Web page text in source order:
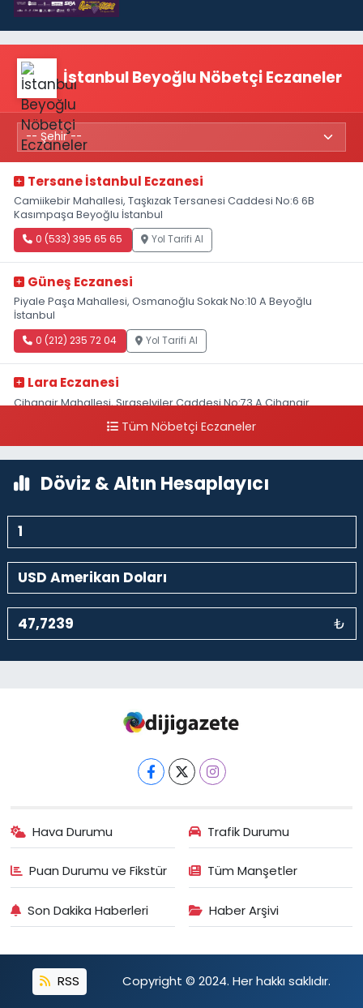
İstanbul Beyoğlu Nöbetçi Eczaneler
Tersane İstanbul Eczanesi
Camiikebir Mahallesi, Taşkızak Tersanesi Caddesi No:6 6B
Kasımpaşa Beyoğlu İstanbul
0 (533) 395 65 65 Yol Tarifi Al
Güneş Eczanesi
Piyale Paşa Mahallesi, Osmanoğlu Sokak No:10 A Beyoğlu
İstanbul
0 (212) 235 72 04 Yol Tarifi Al
Lara Eczanesi
Cihangir Mahallesi, Sıraselviler Caddesi No:73 A Cihangir
Tüm Nöbetçi Eczaneler
Döviz & Altın Hesaplayıcı
₺
Hava Durumu Trafik Durumu
Puan Durumu ve Fikstür Tüm Manşetler
Son Dakika Haberleri Haber Arşivi
RSS Copyright © 2024. Her hakkı saklıdır.